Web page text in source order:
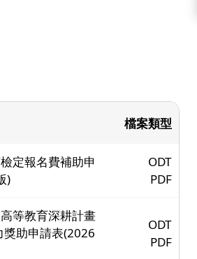
檔案類型
定報名費補助申
)
ODT
PDF
等教育深耕計畫
助申請表(2026
ODT
PDF